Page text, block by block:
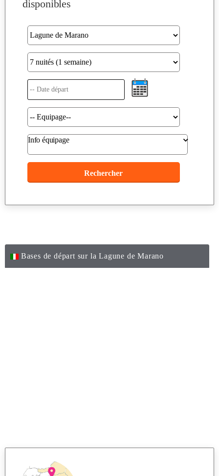
disponibles
Info équipage
Bases de départ sur la Lagune de Marano